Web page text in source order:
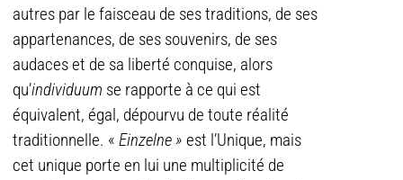
autres par le faisceau de ses traditions, de ses
appartenances, de ses souvenirs, de ses
audaces et de sa liberté conquise, alors
qu’individuum se rapporte à ce qui est
équivalent, égal, dépourvu de toute réalité
traditionnelle. « Einzelne » est l’Unique, mais
cet unique porte en lui une multiplicité de